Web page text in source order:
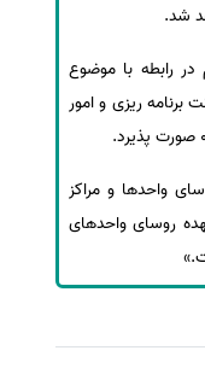
شد.
در رابطه با موضوع
برنامه ریزی و امور
واحدها و مراکز
روسای واحدهای